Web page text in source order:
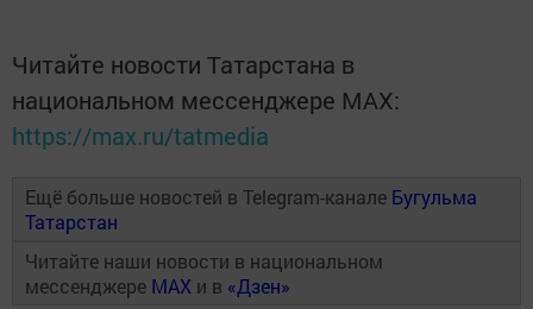
Читайте новости Татарстана в
национальном мессенджере MАХ:
https://max.ru/tatmedia
Ещё больше новостей в Telegram-канале Бугульма
Татарстан
Читайте наши новости в национальном
мессенджере MAX и в «Дзен»